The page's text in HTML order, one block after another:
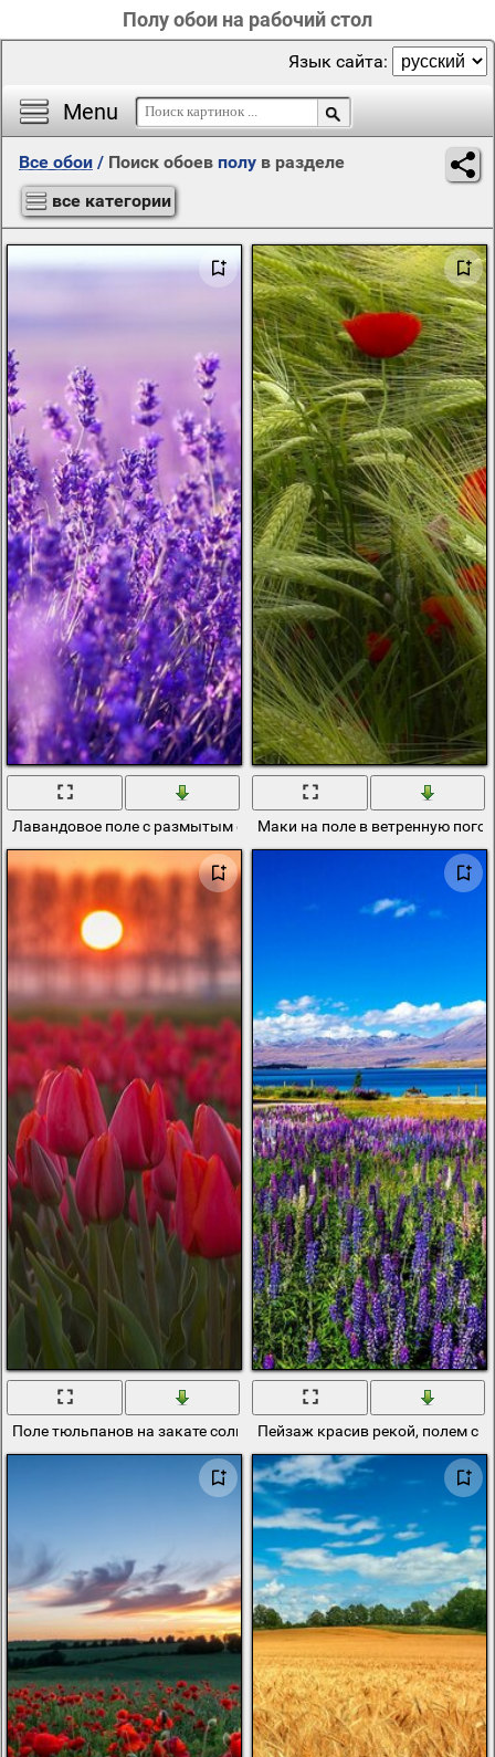
Полу обои на рабочий стол
Menu
Язык сайта:
Все обои / Поиск обоев полу в разделе
все категории
Лавандовое поле с размытым фономМаки на поле в ветренную
Поле тюльпанов на закате солнцакартаПейзаж красив рекой, полем с